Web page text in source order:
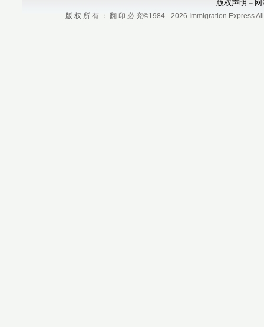
版权声明 –
版 权 所 有 ： 翻 印 必 究©1984 - 2026 Immigration Express